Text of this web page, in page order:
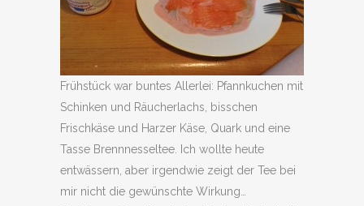
Frühstück war buntes Allerlei: Pfannkuchen mit
Schinken und Räucherlachs, bisschen
Frischkäse und Harzer Käse, Quark und eine
Tasse Brennnesseltee. Ich wollte heute
entwässern, aber irgendwie zeigt der Tee bei
mir nicht die gewünschte Wirkung…